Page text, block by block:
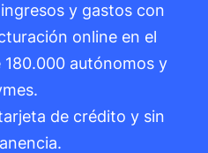
y gastos con
online en el
180.000 autónomos y
de crédito y sin